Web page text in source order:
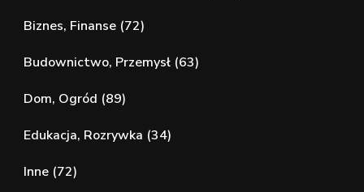
Biznes, Finanse (72)
Budownictwo, Przemysł (63)
Dom, Ogród (89)
Edukacja, Rozrywka (34)
Inne (72)